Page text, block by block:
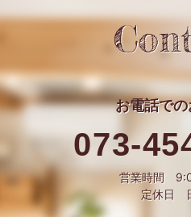
お電話での
073-
営業時間
定休日